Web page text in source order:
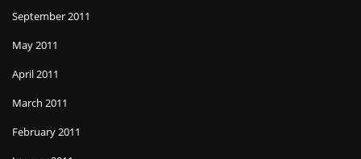
September 2011
May 2011
April 2011
March 2011
February 2011